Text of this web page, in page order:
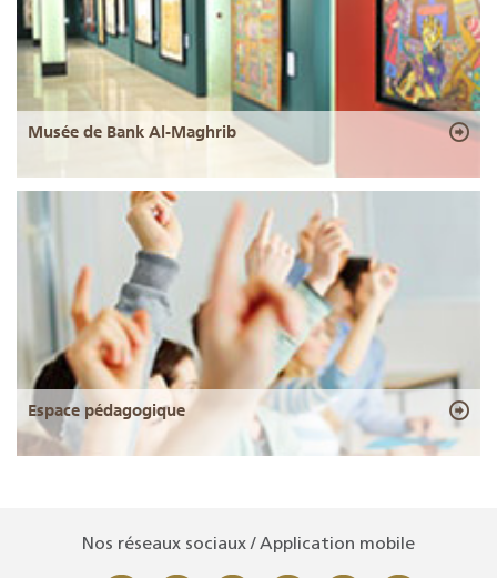
Musée de Bank Al-Maghrib
Espace pédagogique
Nos réseaux sociaux / Application mobile